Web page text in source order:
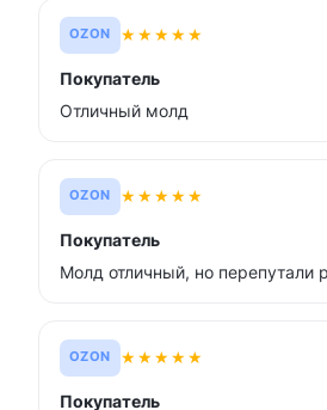
OZON ★★★★★
Покупатель
Отличный молд
OZON ★★★★★
Покупатель
Молд отличный, но перепутали
OZON ★★★★★
Покупатель